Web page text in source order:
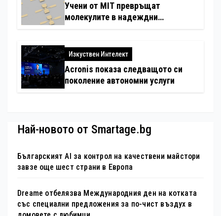
Учени от MIT превръщат
молекулите в надеждни
Изкуствен Интелект
Acronis показа следващото си
поколение автономни услуги
Най-новото от Smartage.bg
Българският AI за контрол на качествени майстори
завзе още шест страни в Европа
Dreame отбелязва Международния ден на котката
със специални предложения за по-чист въздух в